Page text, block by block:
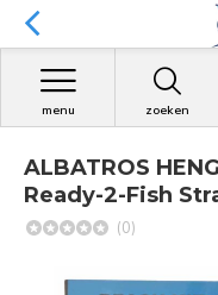
zoeken
menu
ALBATROS
Ready-2-Fish
(0)